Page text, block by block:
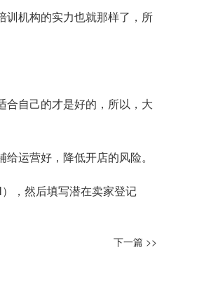
训机构的实力也就那样了，所
合自己的才是好的，所以，大
运营好，降低开店的风险。
），然后填写潜在卖家登记
下一篇 >>